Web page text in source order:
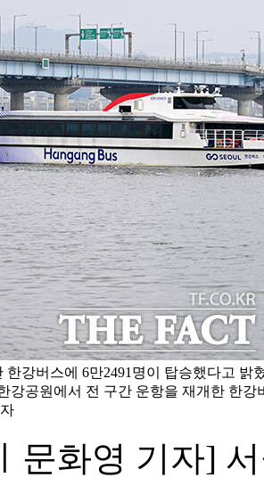
한강버스에 6만2491명이 탑승했다고 밝
강공원에서 전 구간 운항을 재개한 한강
문화영 기자]